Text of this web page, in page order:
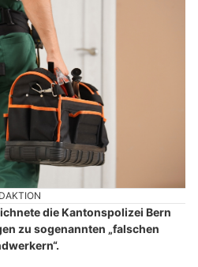
die Kantonspolizei Bern
zu sogenannten „falschen